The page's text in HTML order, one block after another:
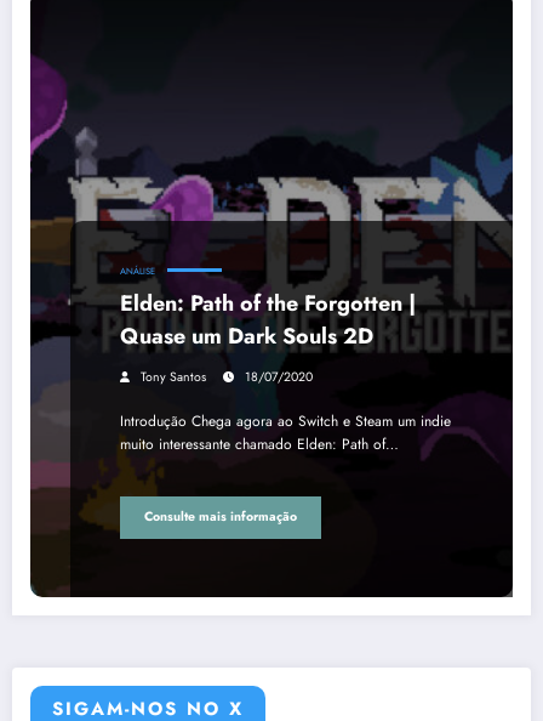
ANÁLISE
Elden: Path of the Forgotten |
Quase um Dark Souls 2D
Tony Santos 18/07/2020
Introdução Chega agora ao Switch e Steam um indie
muito interessante chamado Elden: Path of…
Consulte mais informação
SIGAM-NOS NO X